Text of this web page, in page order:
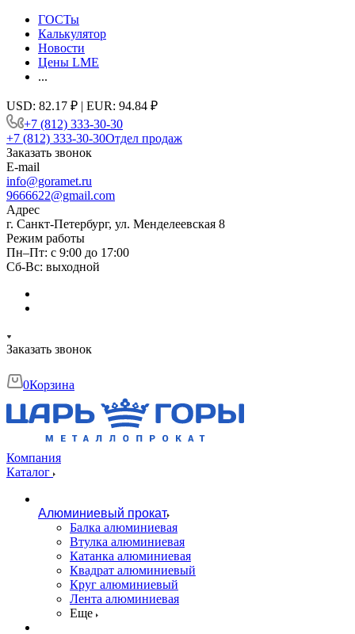
ГОСТы
Калькулятор
Новости
Цены LME
...
USD: 82.17 ₽ | EUR: 94.84 ₽
+7 (812) 333-30-30
+7 (812) 333-30-30Отдел продаж
Заказать звонок
E-mail
info@goramet.ru
9666622@gmail.com
Адрес
г. Санкт-Петербург, ул. Менделеевская 8
Режим работы
Пн–Пт: с 9:00 до 17:00
Сб-Вс: выходной
Заказать звонок
0Корзина
Компания
Каталог
Алюминиевый прокат
Балка алюминиевая
Втулка алюминиевая
Катанка алюминиевая
Квадрат алюминиевый
Круг алюминиевый
Лента алюминиевая
Еще